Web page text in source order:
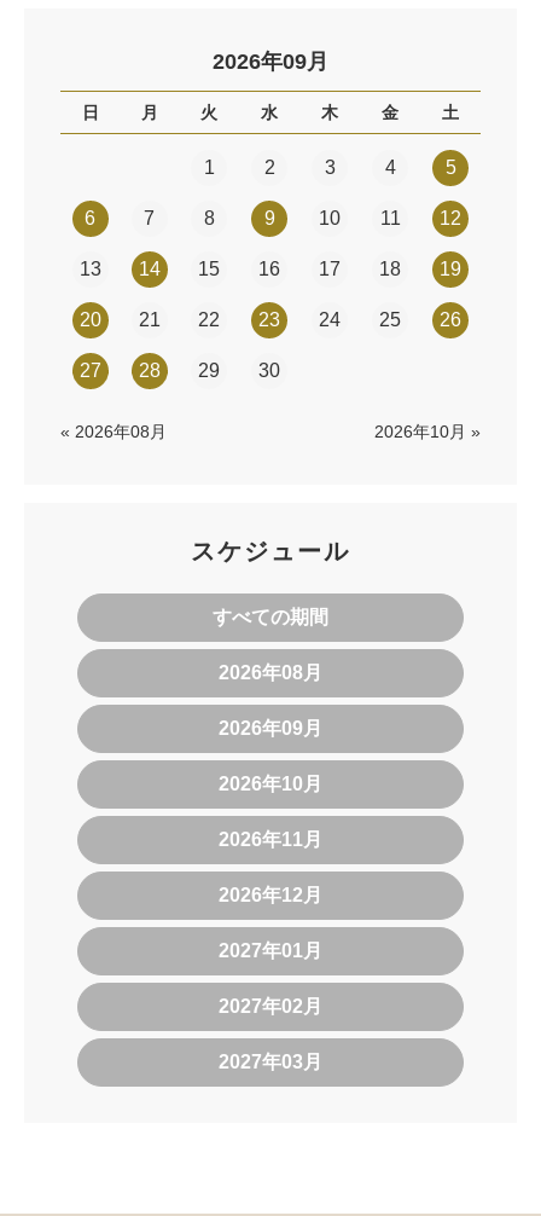
2026年09月
日 月 火 水 木 金 土
1 2 3 4 5
6 7 8 9 10 11 12
13 14 15 16 17 18 19
20 21 22 23 24 25 26
27 28 29 30
« 2026年08月 2026年10月 »
スケジュール
すべての期間
2026年08月
2026年09月
2026年10月
2026年11月
2026年12月
2027年01月
2027年02月
2027年03月